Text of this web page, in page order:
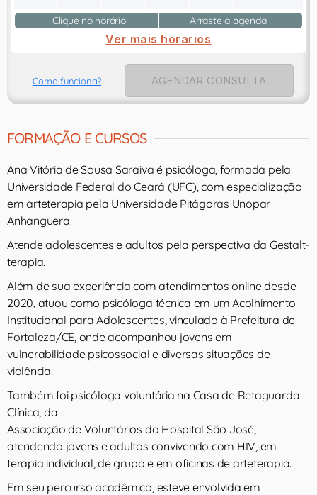
Clique no horário Arraste a agenda
Ver mais horarios
Como funciona? AGENDAR CONSULTA
FORMAÇÃO E CURSOS
Ana Vitória de Sousa Saraiva é psicóloga, formada pela
Universidade Federal do Ceará (UFC), com especialização
em arteterapia pela Universidade Pitágoras Unopar
Anhanguera.
Atende adolescentes e adultos pela perspectiva da Gestalt-
terapia.
Além de sua experiência com atendimentos online desde
2020, atuou como psicóloga técnica em um Acolhimento
Institucional para Adolescentes, vinculado à Prefeitura de
Fortaleza/CE, onde acompanhou jovens em
vulnerabilidade psicossocial e diversas situações de
violência.
Também foi psicóloga voluntária na Casa de Retaguarda
Clínica, da
Associação de Voluntários do Hospital São José,
atendendo jovens e adultos convivendo com HIV, em
terapia individual, de grupo e em oficinas de arteterapia.
Em seu percurso acadêmico, esteve envolvida em